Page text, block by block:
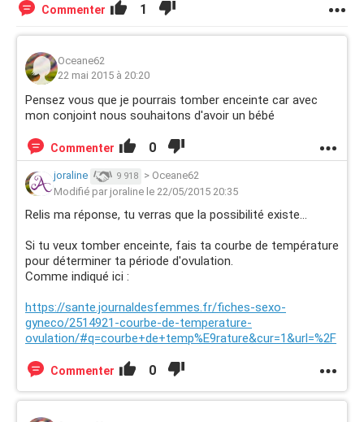
Commenter 1
Oceane62
22 mai 2015 à 20:20
Pensez vous que je pourrais tomber enceinte car avec
mon conjoint nous souhaitons d'avoir un bébé
Commenter 0
joraline 9 918 > Oceane62
Modifié par joraline le 22/05/2015 20:35
Relis ma réponse, tu verras que la possibilité existe...
Si tu veux tomber enceinte, fais ta courbe de température
pour déterminer ta période d'ovulation.
Comme indiqué ici :
https://sante.journaldesfemmes.fr/fiches-sexo-
gyneco/2514921-courbe-de-temperature-
ovulation/#q=courbe+de+temp%E9rature&cur=1&url=%2F
Commenter 0